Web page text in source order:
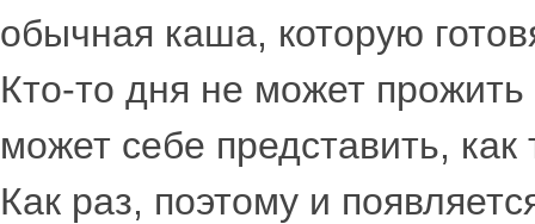
обычная каша, которую
Кто-то дня не может прожить
может себе представить,
Как раз, поэтому и